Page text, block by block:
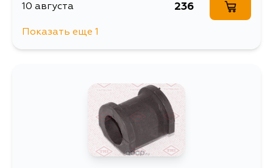
382
10 августа 236
Показать еще 1